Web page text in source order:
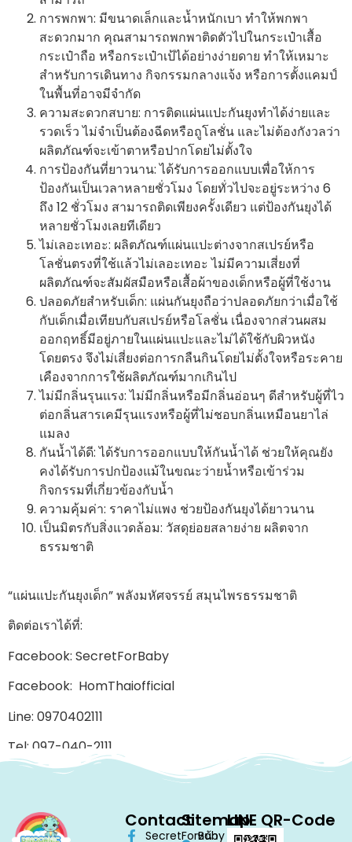
การพกพา: มีขนาดเล็กและน้ำหนักเบา ทำให้พกพา
สะดวกมาก คุณสามารถพกพาติดตัวไปในกระเป๋าเสื้อ
กระเป๋าถือ หรือกระเป๋าเป้ได้อย่างง่ายดาย ทำให้เหมาะ
สำหรับการเดินทาง กิจกรรมกลางแจ้ง หรือการตั้งแคมป์
ในพื้นที่อาจมีจำกัด
ความสะดวกสบาย: การติดแผ่นแปะกันยุงทำได้ง่ายและ
รวดเร็ว ไม่จำเป็นต้องฉีดหรือถูโลชั่น และไม่ต้องกังวลว่า
ผลิตภัณฑ์จะเข้าตาหรือปากโดยไม่ตั้งใจ
การป้องกันที่ยาวนาน: ได้รับการออกแบบเพื่อให้การ
ป้องกันเป็นเวลาหลายชั่วโมง โดยทั่วไปจะอยู่ระหว่าง 6
ถึง 12 ชั่วโมง สามารถติดเพียงครั้งเดียว แต่ป้องกันยุงได้
หลายชั่วโมงเลยทีเดียว
ไม่เลอะเทอะ: ผลิตภัณฑ์แผ่นแปะต่างจากสเปรย์หรือ
โลชั่นตรงที่ใช้แล้วไม่เลอะเทอะ ไม่มีความเสี่ยงที่
ผลิตภัณฑ์จะสัมผัสมือหรือเสื้อผ้าของเด็กหรือผู้ที่ใช้งาน
ปลอดภัยสำหรับเด็ก: แผ่นกันยุงถือว่าปลอดภัยกว่าเมื่อใช้
กับเด็กเมื่อเทียบกับสเปรย์หรือโลชั่น เนื่องจากส่วนผสม
ออกฤทธิ์มีอยู่ภายในแผ่นแปะและไม่ได้ใช้กับผิวหนัง
โดยตรง จึงไม่เสี่ยงต่อการกลืนกินโดยไม่ตั้งใจหรือระคาย
เคืองจากการใช้ผลิตภัณฑ์มากเกินไป
ไม่มีกลิ่นรุนแรง: ไม่มีกลิ่นหรือมีกลิ่นอ่อนๆ ดีสำหรับผู้ที่ไว
ต่อกลิ่นสารเคมีรุนแรงหรือผู้ที่ไม่ชอบกลิ่นเหมือนยาไล่
แมลง
กันน้ำได้ดี: ได้รับการออกแบบให้กันน้ำได้ ช่วยให้คุณยัง
คงได้รับการปกป้องแม้ในขณะว่ายน้ำหรือเข้าร่วม
กิจกรรมที่เกี่ยวข้องกับน้ำ
ความคุ้มค่า: ราคาไม่แพง ช่วยป้องกันยุงได้ยาวนาน
เป็นมิตรกับสิ่งแวดล้อม: วัสดุย่อยสลายง่าย ผลิตจาก
ธรรมชาติ
“แผ่นแปะกันยุงเด็ก” พลังมหัศจรรย์ สมุนไพรธรรมชาติ
ติดต่อเราได้ที่:
Facebook: SecretForBaby
Facebook: HomThaiofficial
Line: 0970402111
Tel: 097-040-2111
Tel: 086-387-3725
Contact
SecretForBaby
Sitemap
หน้า
LINE QR-Code